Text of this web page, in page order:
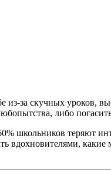
за скучных уроков,
либо погасить
школьников теряют
вдохновителями,